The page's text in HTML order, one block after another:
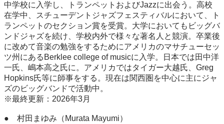
中学校に入学し、トランペットおよびJazzに出会う。高校
在学中、スチューデントジャズフェスティバルにおいて、ト
ランペットのセクション賞を受賞。大学においてもビッグバ
ンドジャズを続け、学校内外で様々な著名人と競演。卒業後
に改めて音楽の勉強をするためにアメリカのマサチューセッ
ツ州にあるBerklee college of musicに入学。日本では田中洋
一氏、嶋本高之氏に。アメリカではタイガー大越氏、Greg
Hopkins氏等に師事をする。現在は関西圏を中心に主にジャ
ズのビッグバンドで活動中。
※最終更新：2026年3月
●　村田まゆみ（Murata Mayumi）